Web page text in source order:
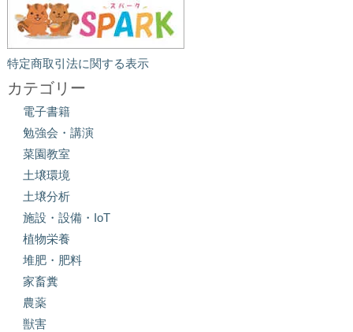
特定商取引法に関する表示
カテゴリー
電子書籍
勉強会・講演
菜園教室
土壌環境
土壌分析
施設・設備・IoT
植物栄養
堆肥・肥料
家畜糞
農薬
獣害